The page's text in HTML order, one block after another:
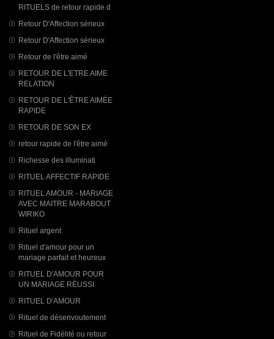
RITUELS de retour rapide d
Retour D'Affection sérieux
Retour D'Affection sérieux
Retour de l'être aimé
RETOUR DE L'ETRE AIME
RELATION
RETOUR DE L'ÊTRE AIMÉE
RAPIDE
RETOUR DE SON EX
retour rapide de l'être aimé
Richesse des illuminati
RITUEL AFFECTIF RAPIDE
RITUEL AMOUR - MARIAGE
AVEC MAITRE MARABOUT
WIRIKO
Rituel argent
Rituel d'amour pour un
mariage parfait et heureux
RITUEL D'AMOUR POUR
UN MARIAGE RÉUSSI
RITUEL D'AMOUR
Rituel de désenvoutement
Rituel de Fidélité ou retour